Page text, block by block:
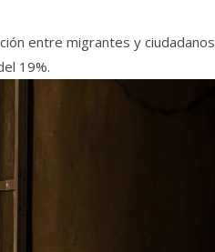
entre migrantes y ciudadanos
19%.